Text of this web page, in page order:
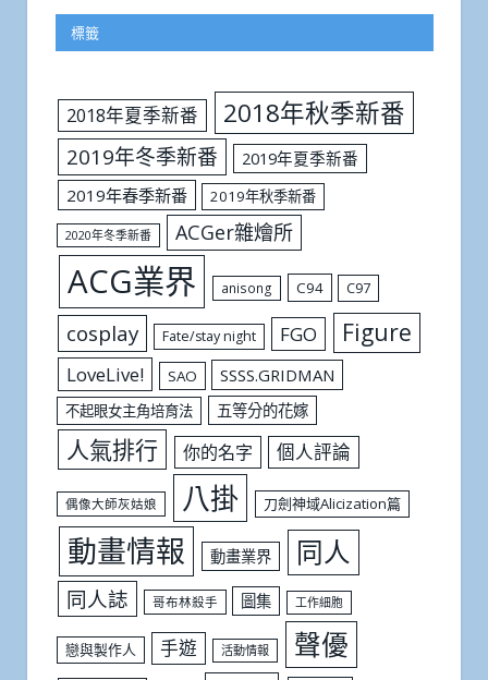
標籤
2018年夏季新番 2018年秋季新番
2019年冬季新番
2019年夏季新番
2019年春季新番
2019年秋季新番
2020年冬季新番 ACGer雜燴所
ACG業界 anisong C94 C97
cosplay Fate/stay night FGO Figure
LoveLive! SAO SSSS.GRIDMAN
不起眼女主角培育法 五等分的花嫁
人氣排行 你的名字 個人評論
偶像大師灰姑娘 八掛 刀劍神域Alicization篇
動畫情報 動畫業界 同人
同人誌 哥布林殺手 圖集 工作細胞
戀與製作人 手遊 活動情報 聲優